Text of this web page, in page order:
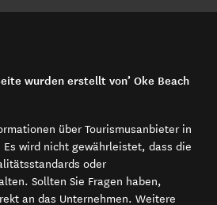
wurden erstellt von’ Oke Beach
über Tourismusanbieter in
Es wird nicht gewährleistet, dass die
oder
Sollten Sie Fragen haben,
an das Unternehmen. Weitere